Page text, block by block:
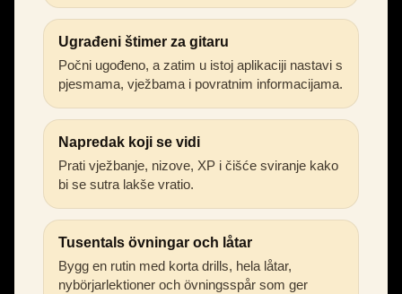
Ugrađeni štimer za gitaru
Počni ugođeno, a zatim u istoj aplikaciji nastavi s
pjesmama, vježbama i povratnim informacijama.
Napredak koji se vidi
Prati vježbanje, nizove, XP i čišće sviranje kako
bi se sutra lakše vratio.
Tusentals övningar och låtar
Bygg en rutin med korta drills, hela låtar,
nybörjarlektioner och övningsspår som ger